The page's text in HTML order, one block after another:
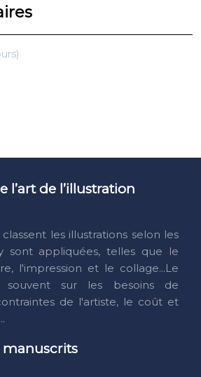
l’art de l’illustration
les illustrations selon les
sont appliquées, telles que le
l'impression et le collage...Le
sur les besoins de
de l'artiste, le coût et
manuscrits